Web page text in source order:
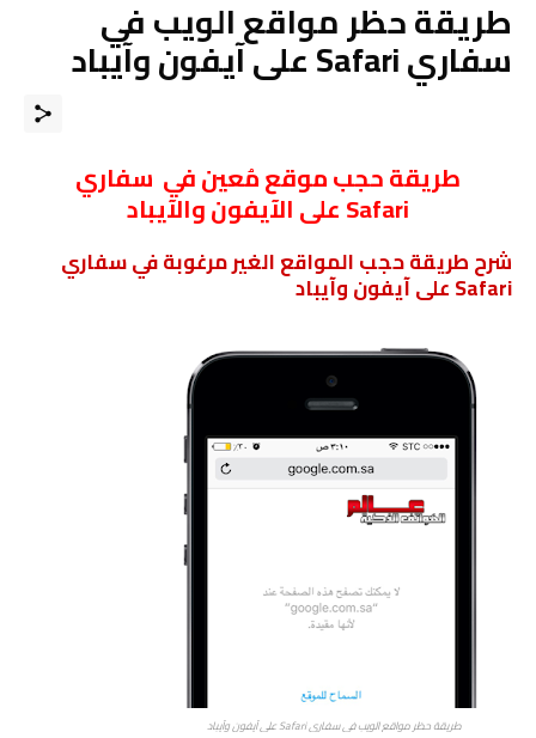
طريقة حظر مواقع الويب في
سفاري Safari على آيفون وآيباد
طريقة حجب موقع مُعين في سفاري
Safari على الآيفون والآيباد
شرح طريقة حجب المواقع الغير مرغوبة في سفاري
Safari على آيفون وآيباد
طريقة حظر مواقع الويب في سفاري Safari على آيفون وآيباد